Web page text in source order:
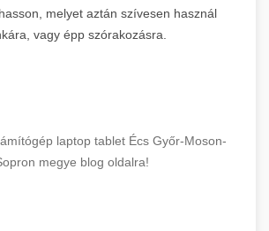
melyet aztán szívesen használ
vagy épp szórakozásra.
laptop tablet Écs Győr-Moson-
megye blog oldalra!